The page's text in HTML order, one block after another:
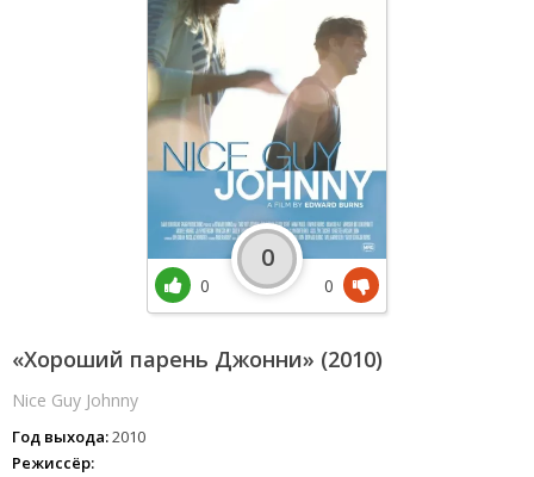
«Хороший парень Джонни» (2010)
Nice Guy Johnny
Год выхода:2010
Режиссёр:
0
0
0